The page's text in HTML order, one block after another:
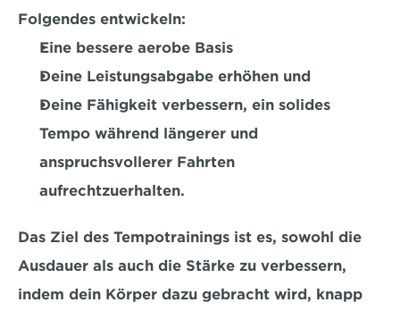
Folgendes entwickeln:
Eine bessere aerobe Basis
Deine Leistungsabgabe erhöhen und
Deine Fähigkeit verbessern, ein solides
Tempo während längerer und
anspruchsvollerer Fahrten
aufrechtzuerhalten.
Das Ziel des Tempotrainings ist es, sowohl die
Ausdauer als auch die Stärke zu verbessern,
indem dein Körper dazu gebracht wird, knapp